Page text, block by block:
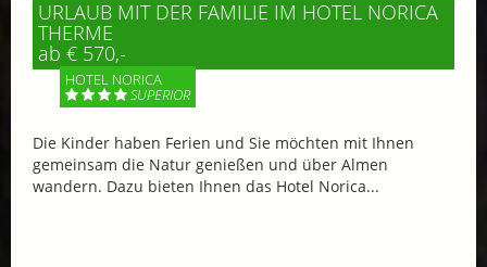
URLAUB MIT DER FAMILIE IM HOTEL NORICA
THERME
ab € 570,-
HOTEL NORICA
SUPERIOR
Die Kinder haben Ferien und Sie möchten mit Ihnen
gemeinsam die Natur genießen und über Almen
wandern. Dazu bieten Ihnen das Hotel Norica...